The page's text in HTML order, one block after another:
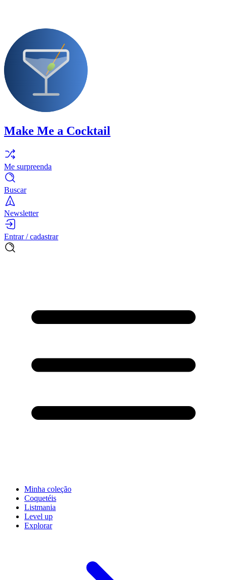
Make Me a Cocktail
Me surpreenda
Buscar
Newsletter
Entrar / cadastrar
Minha coleção
Coquetéis
Listmania
Level up
Explorar